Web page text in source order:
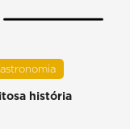
história